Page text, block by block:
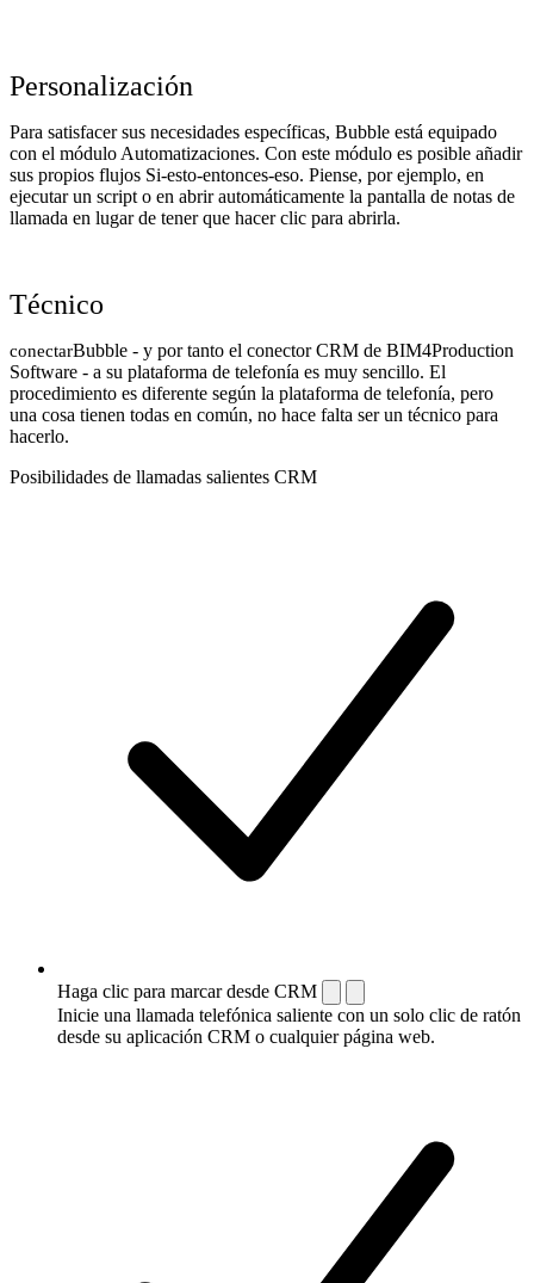
Personalización
Para satisfacer sus necesidades específicas, Bubble está equipado
con el módulo Automatizaciones. Con este módulo es posible añadir
sus propios flujos Si-esto-entonces-eso. Piense, por ejemplo, en
ejecutar un script o en abrir automáticamente la pantalla de notas de
llamada en lugar de tener que hacer clic para abrirla.
Técnico
conectarBubble - y por tanto el conector CRM de BIM4Production
Software - a su plataforma de telefonía es muy sencillo. El
procedimiento es diferente según la plataforma de telefonía, pero
una cosa tienen todas en común, no hace falta ser un técnico para
hacerlo.
Posibilidades de llamadas salientes CRM
Haga clic para marcar desde CRM
Inicie una llamada telefónica saliente con un solo clic de ratón
desde su aplicación CRM o cualquier página web.